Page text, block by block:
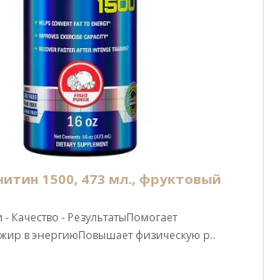
1500, 473 мл., фруктовый
Качество - РезультатыПомогает
в энергиюПовышает физическую р..